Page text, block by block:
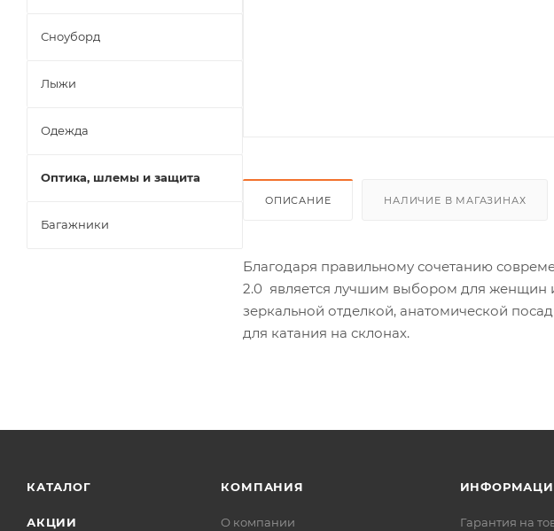
ОПИСАНИЕ НАЛИЧИЕ В МАГАЗИНАХ
Благодаря правильному сочетанию
2.0 является лучшим выбором для женщин
зеркальной отделкой, анатомической
для катания на склонах.
Сноуборд
Лыжи
Одежда
Оптика, шлемы и защита
Багажники
КАТАЛОГ
АКЦИИ
КОМПАНИЯ
О компании
Гарантия на